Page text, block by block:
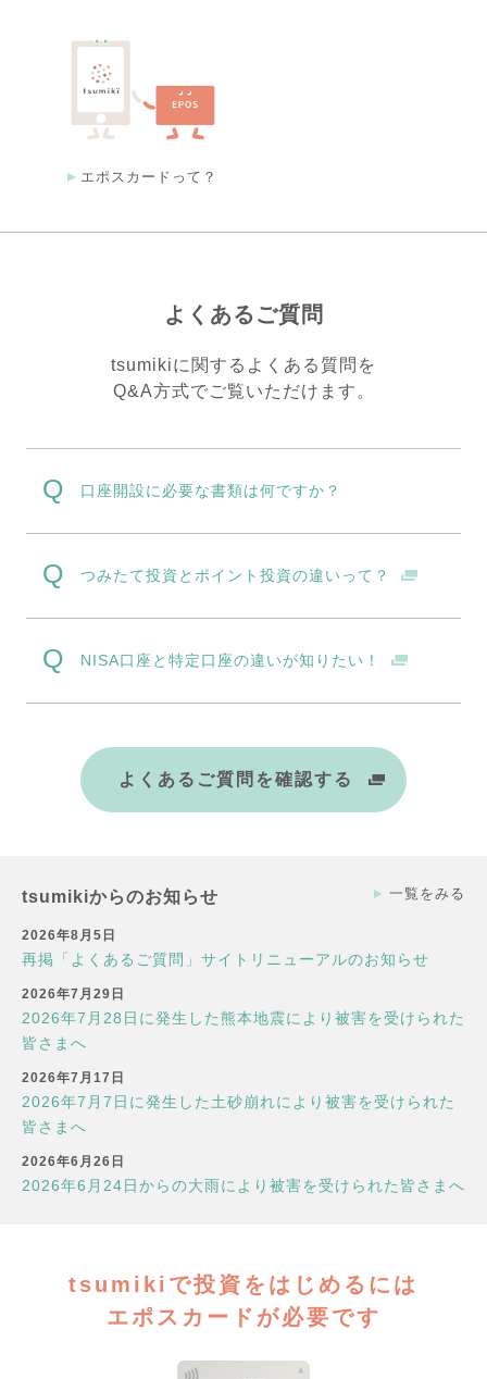
エポスカードって？
よくあるご質問
tsumikiに関するよくある質問を
Q&A方式でご覧いただけます。
口座開設に必要な書類は何ですか？
つみたて投資とポイント投資の違いって？
NISA口座と特定口座の違いが知りたい！
よくあるご質問を確認する
tsumikiからのお知らせ 一覧をみる
2026年8月5日
再掲「よくあるご質問」サイトリニューアルのお知らせ
2026年7月29日
2026年7月28日に発生した熊本地震により被害を受けられた
皆さまへ
2026年7月17日
2026年7月7日に発生した土砂崩れにより被害を受けられた
皆さまへ
2026年6月26日
2026年6月24日からの大雨により被害を受けられた皆さまへ
tsumikiで投資をはじめるには
エポスカードが必要です